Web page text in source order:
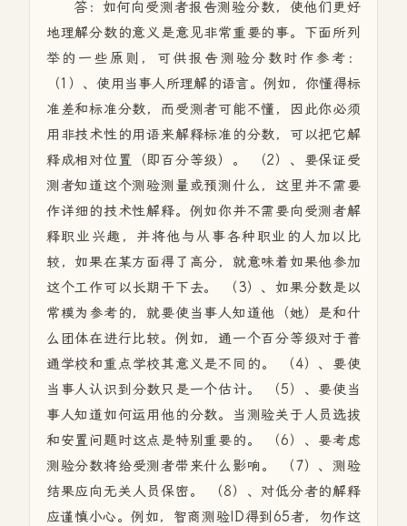
答：如何向受测者报告测验分数，使他们更好
地理解分数的意义是意见非常重要的事。下面所列
举的一些原则，可供报告测验分数时作参考：
（1）、使用当事人所理解的语言。例如，你懂得标
准差和标准分数，而受测者可能不懂，因此你必须
用非技术性的用语来解释标准的分数，可以把它解
释成相对位置（即百分等级）。 （2）、要保证受
测者知道这个测验测量或预测什么，这里并不需要
作详细的技术性解释。例如你并不需要向受测者解
释职业兴趣，并将他与从事各种职业的人加以比
较，如果在某方面得了高分，就意味着如果他参加
这个工作可以长期干下去。 （3）、如果分数是以
常模为参考的，就要使当事人知道他（她）是和什
么团体在进行比较。例如，通一个百分等级对于普
通学校和重点学校其意义是不同的。 （4）、要使
当事人认识到分数只是一个估计。 （5）、要使当
事人知道如何运用他的分数。当测验关于人员选拔
和安置问题时这点是特别重要的。 （6）、要考虑
测验分数将给受测者带来什么影响。 （7）、测验
结果应向无关人员保密。 （8）、对低分者的解释
应谨慎小心。例如，智商测验ID得到65者，勿作这